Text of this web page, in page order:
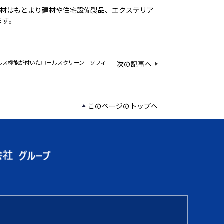
はもとより建材や住宅設備製品、エクステリア
。
次の記事へ
機能が付いたロールスクリーン「ソフィ」
このページのトップへ